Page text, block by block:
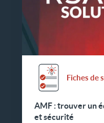
Fiches de
AMF : trouver un
et sécurité